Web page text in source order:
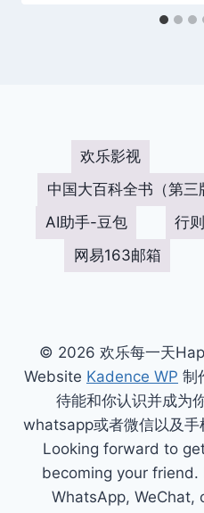
欢乐影视
中国大百科全书（第三
AI助手-豆包
行
网易163邮箱
© 2026 欢乐每一天
Website Kadence WP 制
待能和你认识并成为
whatsapp或者微信以及
Looking forward to
becoming your
WhatsApp, WeChat,